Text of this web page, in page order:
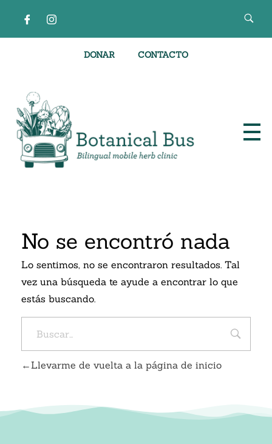
DONAR CONTACTO
No se encontró nada
Lo sentimos, no se encontraron resultados. Tal
vez una búsqueda te ayude a encontrar lo que
estás buscando.
Llevarme de vuelta a la página de inicio